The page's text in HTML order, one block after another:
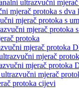
ultrazvučni
mjerač protoka s dva
mjerač protoka s
mjerač protoka
protoka
mjerač protoka
mjerač
mjerač protoka
mjerač
protoka cijevi